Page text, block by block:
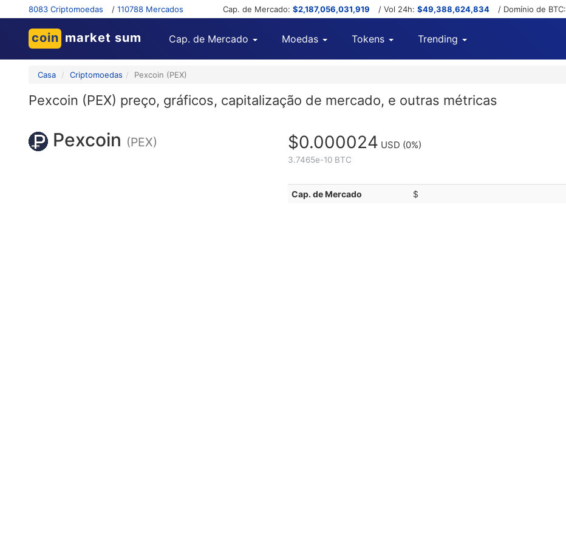
8083 Criptomoedas / 110788 Mercados Cap. de Mercado: $2,187,056,031,919 / Vol 24h: $49,388,624,834 / Domínio de BTC:
coin market sum Cap. de Mercado Moedas Tokens Trending
Casa Criptomoedas Pexcoin (PEX)
Pexcoin (PEX) preço, gráficos, capitalização de mercado, e outras métricas
Pexcoin (PEX) $0.000024 USD (0%)
3.7465e-10 BTC
Cap. de Mercado $